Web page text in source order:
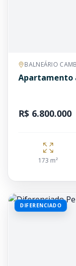
BALNEÁRIO
Apartamento
R$ 6.800.000
173 m²
DIFERENCIADO